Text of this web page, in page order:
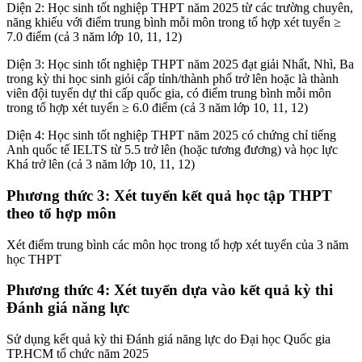
Diện 2: Học sinh tốt nghiệp THPT năm 2025 từ các trường chuyên,
năng khiếu với điểm trung bình mỗi môn trong tổ hợp xét tuyển ≥
7.0 điểm (cả 3 năm lớp 10, 11, 12)
Diện 3: Học sinh tốt nghiệp THPT năm 2025 đạt giải Nhất, Nhì, Ba
trong kỳ thi học sinh giỏi cấp tỉnh/thành phố trở lên hoặc là thành
viên đội tuyển dự thi cấp quốc gia, có điểm trung bình mỗi môn
trong tổ hợp xét tuyển ≥ 6.0 điểm (cả 3 năm lớp 10, 11, 12)
Diện 4: Học sinh tốt nghiệp THPT năm 2025 có chứng chỉ tiếng
Anh quốc tế IELTS từ 5.5 trở lên (hoặc tương đương) và học lực
Khá trở lên (cả 3 năm lớp 10, 11, 12)
Phương thức 3: Xét tuyển kết quả học tập THPT
theo tổ hợp môn
Xét điểm trung bình các môn học trong tổ hợp xét tuyển của 3 năm
học THPT
Phương thức 4: Xét tuyển dựa vào kết quả kỳ thi
Đánh giá năng lực
Sử dụng kết quả kỳ thi Đánh giá năng lực do Đại học Quốc gia
TP.HCM tổ chức năm 2025